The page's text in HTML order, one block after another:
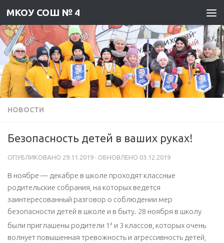
Skip to content
МКОУ СОШ № 4
НОВОСТИ
Безопасность детей в ваших руках!
ОПУБЛИКОВАНО 29.11.2019 · ОБНОВЛЕНО 03.12.2019
В ноябре — декабре в школе проходят классные
родительские собрания, на которых ведется
заинтересованный разговор о соблюдении мер
безопасности детей в школе и в быту. 28 ноября в школу
были приглашены родители 1 а и 3 классов, которых очень
волнует повышенная тревожность и агрессивность детей,